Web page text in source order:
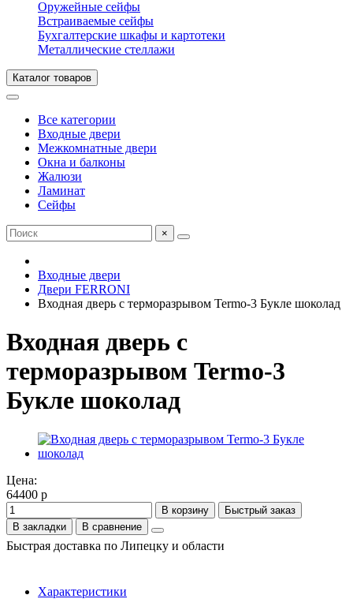
Оружейные сейфы
Встраиваемые сейфы
Бухгалтерские шкафы и картотеки
Металлические стеллажи
Каталог товаров
Все категории
Входные двери
Межкомнатные двери
Окна и балконы
Жалюзи
Ламинат
Сейфы
×
Входные двери
Двери FERRONI
Входная дверь с терморазрывом Termo-3 Букле шоколад
Входная дверь с
терморазрывом Termo-3
Букле шоколад
Цена:
64400 р
В корзину
Быстрый заказ
В закладки
В сравнение
Быстрая доставка по Липецку и области
Характеристики